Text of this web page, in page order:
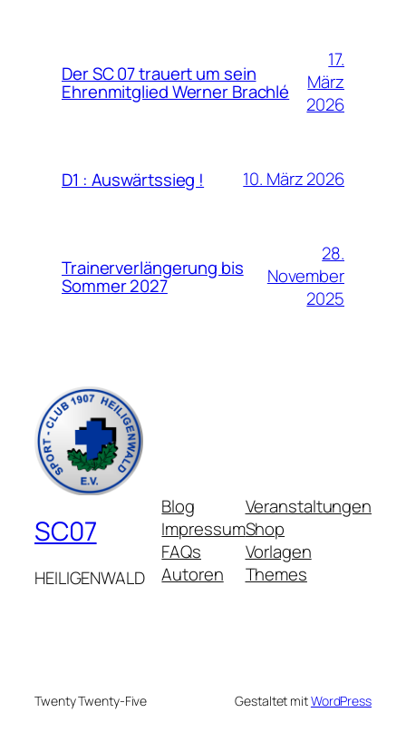
Der SC 07 trauert um sein
Ehrenmitglied Werner Brachlé
17.
März
2026
D1 : Auswärtssieg ! 10. März 2026
Trainerverlängerung bis
Sommer 2027
28.
November
2025
SC07
HEILIGENWALD
Blog
Impressum
FAQs
Autoren
Veranstaltungen
Shop
Vorlagen
Themes
Twenty Twenty-Five Gestaltet mitWordPress